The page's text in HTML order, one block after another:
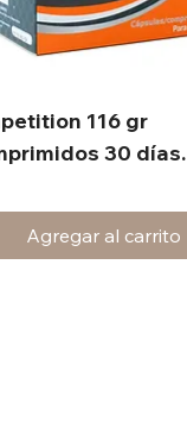
116 gr
30 días.
Agregar al carrito